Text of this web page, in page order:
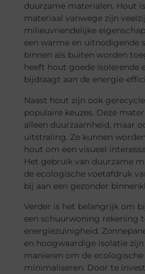
duurzame materialen. Hout
materiaal vanwege zijn
milieuvriendelijke
een warme en uitnodigende
binnen als buiten worden
heeft hout goede isolerende
bijdraagt aan de energie-
Naast hout zijn ook
populaire keuzes. Deze
alleen duurzaamheid, maar
uitstraling. Ze kunnen
hout om een visueel
Het gebruik van duurzame
de ecologische voetafdruk
bij aan een gezonder
Verder is het belangrijk om
een schuurwoning rekening
energiezuinigheid.
en hoogwaardige isolatie
manieren om de
minimaliseren. Door te